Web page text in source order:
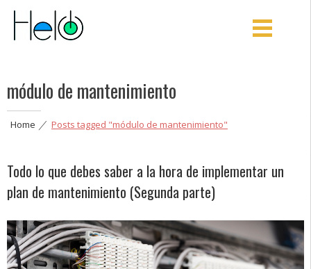
módulo de mantenimiento
Home|Posts tagged "módulo de mantenimiento"
Todo lo que debes saber a la hora de implementar un
plan de mantenimiento (Segunda parte)